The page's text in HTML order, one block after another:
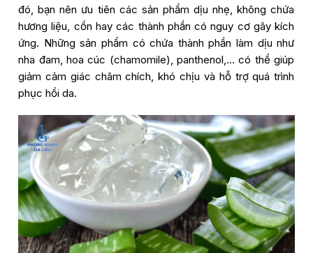
đó, bạn nên ưu tiên các sản phẩm dịu nhẹ, không chứa
hương liệu, cồn hay các thành phần có nguy cơ gây kích
ứng. Những sản phẩm có chứa thành phần làm dịu như
nha đam, hoa cúc (chamomile), panthenol,… có thể giúp
giảm cảm giác châm chích, khó chịu và hỗ trợ quá trình
phục hồi da.